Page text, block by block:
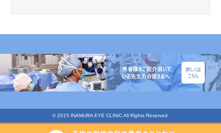
© 2015 INAMURA EYE CLINIC All Rights Reserved.